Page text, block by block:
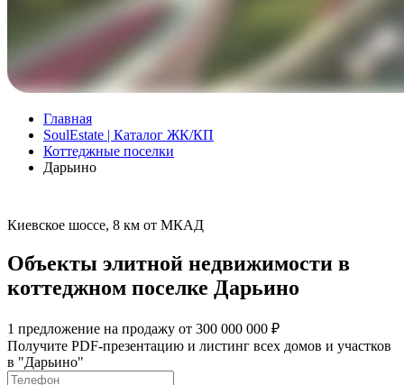
Главная
SoulEstate | Каталог ЖК/КП
Коттеджные поселки
Дарьино
Киевское шоссе, 8 км от МКАД
Объекты элитной недвижимости в
коттеджном поселке Дарьино
1 предложение на продажу от 300 000 000 ₽
Получите PDF-презентацию и листинг всех домов и участков
в "Дарьино"